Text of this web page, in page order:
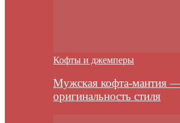
Кофты и джемперы
Мужская кофта-мантия
оригинальность стиля